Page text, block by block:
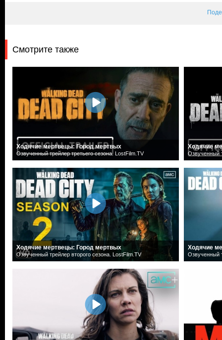
Смотрите также
Ходячие мертвецы: Город мертвых
Озвученный трейлер третьего сезона. LostFilm.TV
Ходячие мертвецы: Город мертвых
Озвученный трейлер второго сезона. LostFilm.TV
Ходячие
Озвученный
Ходячие
Озвученный